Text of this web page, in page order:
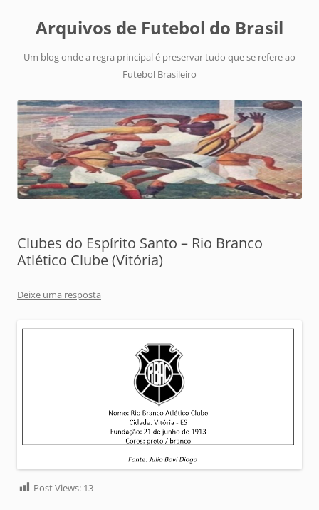
Arquivos de Futebol do Brasil
Um blog onde a regra principal é preservar tudo que se refere ao
Futebol Brasileiro
Clubes do Espírito Santo – Rio Branco
Atlético Clube (Vitória)
Deixe uma resposta
Post Views: 13